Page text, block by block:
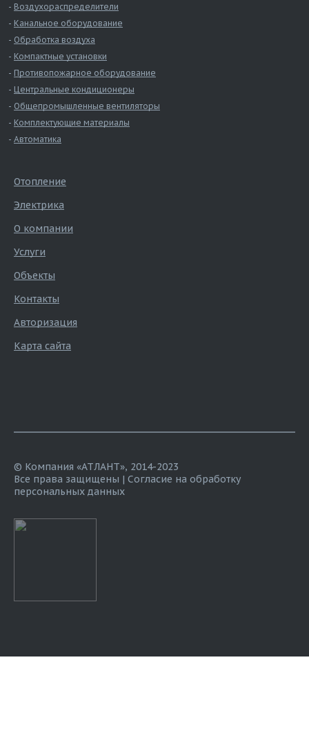
Воздухораспределители
Канальное оборудование
Обработка воздуха
Компактные установки
Противопожарное оборудование
Центральные кондиционеры
Общепромышленные вентиляторы
Комплектующие материалы
Автоматика
Отопление
Электрика
О компании
Услуги
Объекты
Контакты
Авторизация
Карта сайта
© Компания «АТЛАНТ», 2014-2023
Все права защищены | Согласие на обработку
персональных данных